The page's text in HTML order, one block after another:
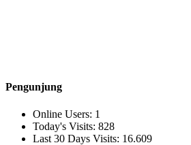
Pengunjung
Online Users: 1
Today's Visits: 828
Last 30 Days Visits: 16.609